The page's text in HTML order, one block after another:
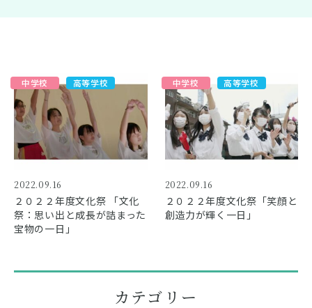
緊急時等の対応 交通アクセス
資料請求 お問い合わせ
2022.09.16
２０２２年度文化祭 「文化
祭：思い出と成長が詰まった
宝物の一日」
中学校 高等学校
2022.09.16
２０２２年度文化祭「笑顔と
創造力が輝く一日」
中学校 高等学校
カテゴリー